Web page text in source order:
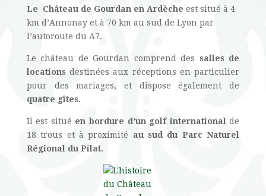
Le Château de Gourdan en Ardèche est situé à 4
km d’Annonay et à 70 km au sud de Lyon par
l’autoroute du A7.
Le château de Gourdan comprend des salles de
locationsdestinées aux réceptions en particulier
pour des mariages, et dispose également de
quatre gîtes.
Il est situé en bordure d’un golf international de
18 trous et à proximité au sud du Parc Naturel
Régional du Pilat.